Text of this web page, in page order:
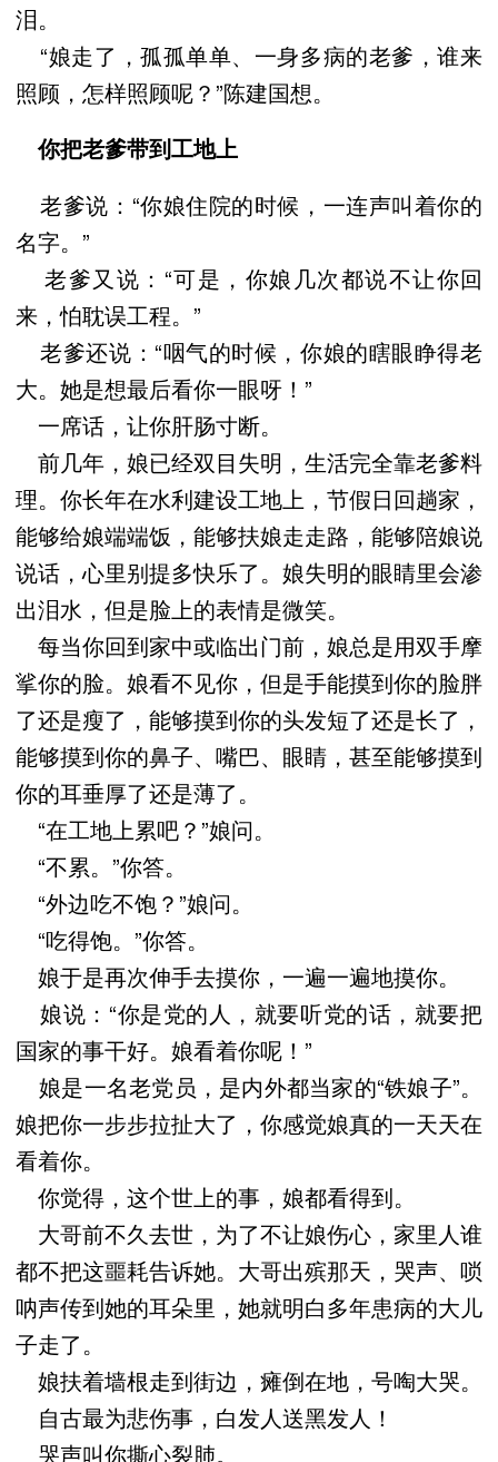
泪。
“娘走了，孤孤单单、一身多病的老爹，谁来
照顾，怎样照顾呢？”陈建国想。
你把老爹带到工地上
老爹说：“你娘住院的时候，一连声叫着你的
名字。”
老爹又说：“可是，你娘几次都说不让你回
来，怕耽误工程。”
老爹还说：“咽气的时候，你娘的瞎眼睁得老
大。她是想最后看你一眼呀！”
一席话，让你肝肠寸断。
前几年，娘已经双目失明，生活完全靠老爹料
理。你长年在水利建设工地上，节假日回趟家，
能够给娘端端饭，能够扶娘走走路，能够陪娘说
说话，心里别提多快乐了。娘失明的眼睛里会渗
出泪水，但是脸上的表情是微笑。
每当你回到家中或临出门前，娘总是用双手摩
挲你的脸。娘看不见你，但是手能摸到你的脸胖
了还是瘦了，能够摸到你的头发短了还是长了，
能够摸到你的鼻子、嘴巴、眼睛，甚至能够摸到
你的耳垂厚了还是薄了。
“在工地上累吧？”娘问。
“不累。”你答。
“外边吃不饱？”娘问。
“吃得饱。”你答。
娘于是再次伸手去摸你，一遍一遍地摸你。
娘说：“你是党的人，就要听党的话，就要把
国家的事干好。娘看着你呢！”
娘是一名老党员，是内外都当家的“铁娘子”。
娘把你一步步拉扯大了，你感觉娘真的一天天在
看着你。
你觉得，这个世上的事，娘都看得到。
大哥前不久去世，为了不让娘伤心，家里人谁
都不把这噩耗告诉她。大哥出殡那天，哭声、唢
呐声传到她的耳朵里，她就明白多年患病的大儿
子走了。
娘扶着墙根走到街边，瘫倒在地，号啕大哭。
自古最为悲伤事，白发人送黑发人！
哭声叫你撕心裂肺。